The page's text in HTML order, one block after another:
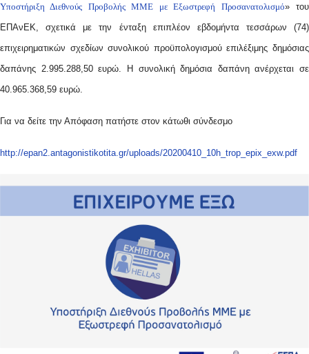
Υποστήριξη Διεθνούς Προβολής ΜΜΕ με Εξωστρεφή Προσανατολισμό» του
ΕΠΑνΕΚ, σχετικά με την ένταξη επιπλέον εβδομήντα τεσσάρων (74)
επιχειρηματικών σχεδίων συνολικού προϋπολογισμού επιλέξιμης δημόσιας
δαπάνης 2.995.288,50 ευρώ. Η συνολική δημόσια δαπάνη ανέρχεται σε
40.965.368,59 ευρώ.
Για να δείτε την Απόφαση πατήστε στον κάτωθι σύνδεσμο
http://epan2.antagonistikotita.gr/uploads/20200410_10h_trop_epix_exw.pdf